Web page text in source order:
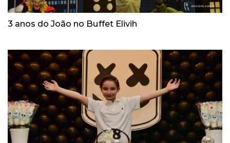
3 anos do João no Buffet Elivih